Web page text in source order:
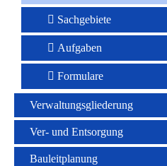
Sachgebiete
Aufgaben
Formulare
Verwaltungsgliederung
Ver- und Entsorgung
Bauleitplanung